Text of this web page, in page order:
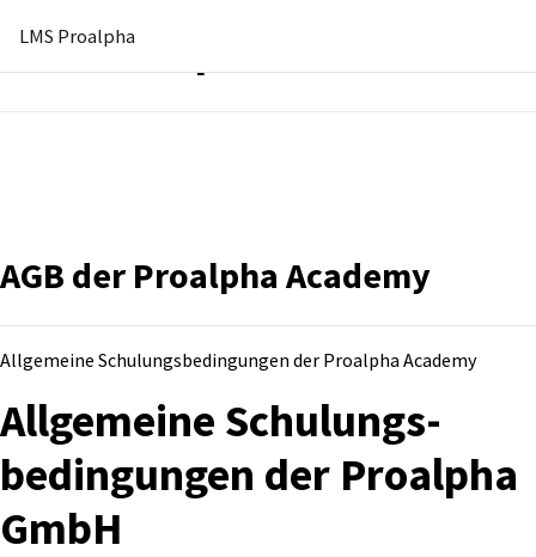
LMS Proalpha
LMS Proalpha
AGB der Proalpha Academy
Allgemeine Schulungsbedingungen der Proalpha Academy
Allgemeine Schulungs­
bedingungen der Proalpha
GmbH